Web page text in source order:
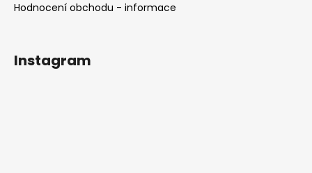
Hodnocení obchodu - informace
Instagram